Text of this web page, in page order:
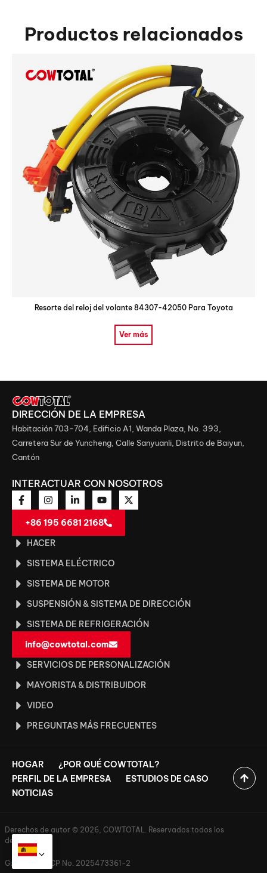
Productos relacionados
Resorte del reloj del volante 84307-42050 Para Toyota
Ver más
DIRECCIÓN DE LA EMPRESA
Habitación 703-704, Edificio A1, Wanda Plaza, No. 393,
Carretera Sur de Yuncheng, Calle Sanyuanli, Distrito de Baiyun,
Cantón
INTERACTUAR CON NOSOTROS
+86 195 6681 2168
HACER
SISTEMA ELÉCTRICO
SISTEMA DE MOTOR
SUSPENSIÓN & SISTEMA DE DIRECCIÓN
SISTEMA DE REFRIGERACIÓN
info@cowtotal.com
SERVICIOS DE PERSONALIZACIÓN
MAYORISTA & DISTRIBUIDOR
VIDEO
PREGUNTAS MÁS FRECUENTES
HOGAR
¿POR QUÉ COWTOTAL?
PERFIL DE LA EMPRESA
ESTUDIOS DE CASO
NOTICIAS
Derechos de autor © 2026, COWTOTAL. Reservados todos los
derechos.
Guangdong ICP No. 2025473361-2